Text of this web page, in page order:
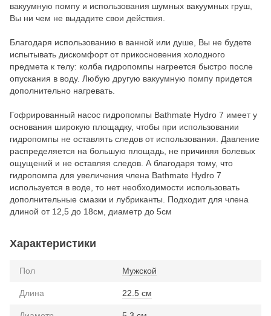
вакуумную помпу и использования шумных вакуумных груш,
Вы ни чем не выдадите свои действия.
Благодаря использованию в ванной или душе, Вы не будете
испытывать дискомфорт от прикосновения холодного
предмета к телу: колба гидропомпы нагреется быстро после
опускания в воду. Любую другую вакуумную помпу придется
дополнительно нагревать.
Гофрированный насос гидропомпы Bathmate Hydro 7 имеет у
основания широкую площадку, чтобы при использовании
гидропомпы не оставлять следов от использования. Давление
распределяется на большую площадь, не причиняя болевых
ощущений и не оставляя следов. А благодаря тому, что
гидропомпа для увеличения члена Bathmate Hydro 7
используется в воде, то нет необходимости использовать
дополнительные смазки и лубриканты. Подходит для члена
длиной от 12,5 до 18см, диаметр до 5см
Характеристики
Пол Мужской
Длина 22.5 см